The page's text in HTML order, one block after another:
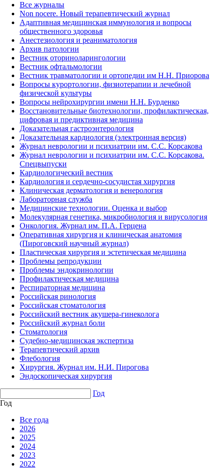
Все журналы
Non nocere. Новый терапевтический журнал
Адаптивная медицинская иммунология и вопросы
общественного здоровья
Анестезиология и реаниматология
Архив патологии
Вестник оториноларингологии
Вестник офтальмологии
Вестник травматологии и ортопедии им Н.Н. Приорова
Вопросы курортологии, физиотерапии и лечебной
физической культуры
Вопросы нейрохирургии имени Н.Н. Бурденко
Восстановительные биотехнологии, профилактическая,
цифровая и предиктивная медицина
Доказательная гастроэнтерология
Доказательная кардиология (электронная версия)
Журнал неврологии и психиатрии им. С.С. Корсакова
Журнал неврологии и психиатрии им. С.С. Корсакова.
Спецвыпуски
Кардиологический вестник
Кардиология и сердечно-сосудистая хирургия
Клиническая дерматология и венерология
Лабораторная служба
Медицинские технологии. Оценка и выбор
Молекулярная генетика, микробиология и вирусология
Онкология. Журнал им. П.А. Герцена
Оперативная хирургия и клиническая анатомия
(Пироговский научный журнал)
Пластическая хирургия и эстетическая медицина
Проблемы репродукции
Проблемы эндокринологии
Профилактическая медицина
Респираторная медицина
Российская ринология
Российская стоматология
Российский вестник акушера-гинеколога
Российский журнал боли
Стоматология
Судебно-медицинская экспертиза
Терапевтический архив
Флебология
Хирургия. Журнал им. Н.И. Пирогова
Эндоскопическая хирургия
Год
Год
Все года
2026
2025
2024
2023
2022